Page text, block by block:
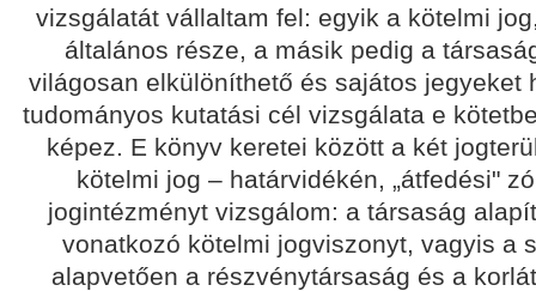
vizsgálatát vállaltam fel: egyik a kötelmi
általános része, a másik pedig a
világosan elkülöníthető és sajátos jegyeket
tudományos kutatási cél vizsgálata e
képez. E könyv keretei között a két
kötelmi jog – határvidékén, „átfedési"
jogintézményt vizsgálom: a társaság
vonatkozó kötelmi jogviszonyt, vagyis a
alapvetően a részvénytársaság és a